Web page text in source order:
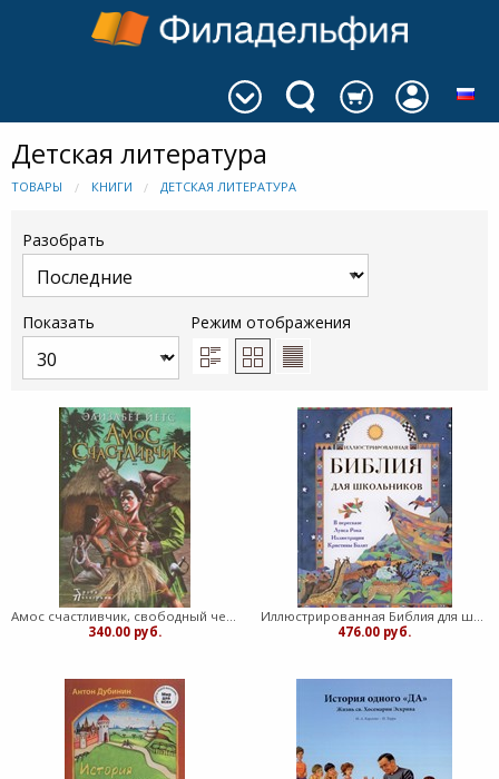
Детская литература
ТОВАРЫ КНИГИ ДЕТСКАЯ ЛИТЕРАТУРА
Разобрать
Показать Режим отображения
Амос счастливчик, свободный человек (Твердый)
340.00 руб.
Иллюстрированная Библия для школьников (Твердый)
476.00 руб.